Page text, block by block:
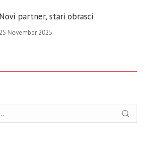
Novi partner, stari obrasci
25 November 2025